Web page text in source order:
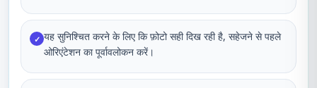
✓ यह सुनिश्चित करने के लिए कि फ़ोटो सही दिख रही है, सहेजने से पहले
ओरिएंटेशन का पूर्वावलोकन करें।